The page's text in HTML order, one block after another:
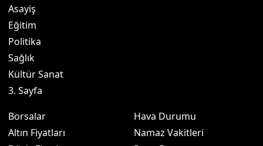
Asayiş
Eğitim
Politika
Sağlık
Kültür Sanat
3. Sayfa
Borsalar
Altın Fiyatları
Hava Durumu
Namaz Vakitleri